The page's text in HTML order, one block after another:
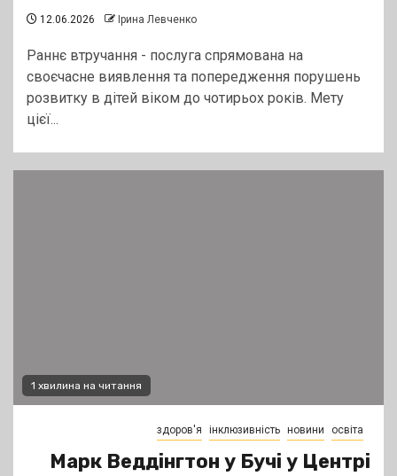
12.06.2026 Ірина Левченко
Раннє втручання - послуга спрямована на
своєчасне виявлення та попередження порушень
розвитку в дітей віком до чотирьох років. Мету
цієї...
1 хвилина на читання
здоров'я інклюзивність новини освіта
Марк Веддінгтон у Бучі у Центрі